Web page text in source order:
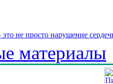
не просто нарушение
материалы